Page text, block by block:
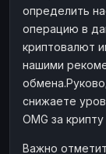
определить
операцию в
криптовалют
нашими
снижаете
OMG за
Важно